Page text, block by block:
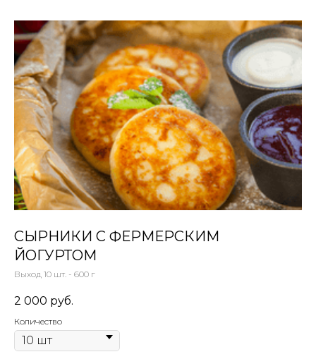
СЫРНИКИ С ФЕРМЕРСКИМ
ЙОГУРТОМ
Выход 10 шт. - 600 г
2 000 руб.
Количество